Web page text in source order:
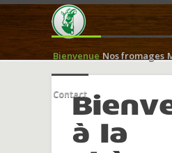
Bienvenue Nos fromages
Contact
à la